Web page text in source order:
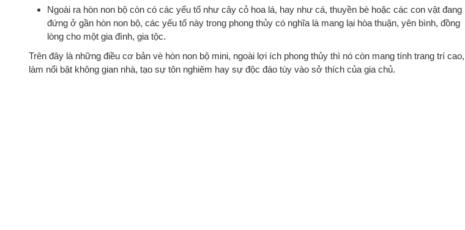
Ngoài ra hòn non bộ còn có các yếu tố như cây cỏ hoa lá, hay như cá, thuyền bè hoặc các con vật đang
đứng ở gần hòn non bộ, các yếu tố này trong phong thủy có nghĩa là mang lại hòa thuận, yên bình, đồng
lòng cho một gia đình, gia tộc.
Trên đây là những điều cơ bản vè hòn non bộ mini, ngoài lợi ích phong thủy thì nó còn mang tính trang trí cao,
làm nổi bật không gian nhà, tạo sự tôn nghiêm hay sự độc đáo tùy vào sở thích của gia chủ.